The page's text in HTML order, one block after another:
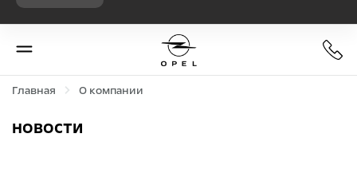
Главная О компании
НОВОСТИ